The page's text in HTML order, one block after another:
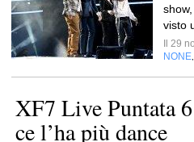
visto
Il 29
NONE
XF7 Live Puntata
ce l’ha più dance